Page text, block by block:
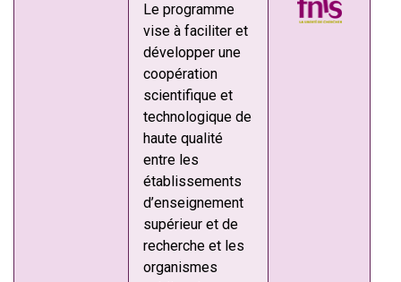
Le programme
vise à faciliter et
développer une
coopération
scientifique et
technologique de
haute qualité
entre les
établissements
d’enseignement
supérieur et de
recherche et les
organismes